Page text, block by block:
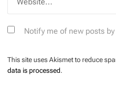
Notify me of new posts
This site uses Akismet to reduce
data is processed.